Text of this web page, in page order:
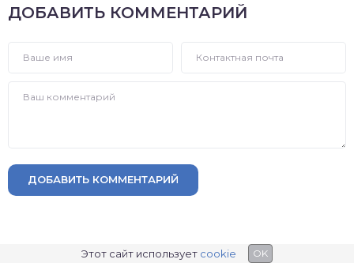
ДОБАВИТЬ КОММЕНТАРИЙ
ДОБАВИТЬ КОММЕНТАРИЙ
Этот сайт использует cookie OK